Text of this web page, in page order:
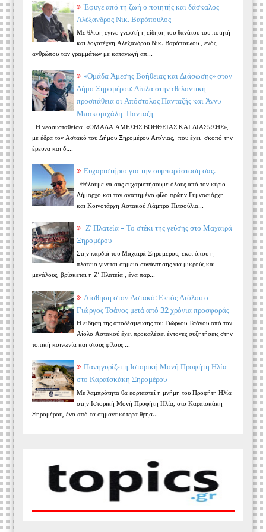
Έφυγε από τη ζωή ο ποιητής και δάσκαλος
Αλέξανδρος Νικ. Βαρόπουλος
Με θλίψη έγινε γνωστή η είδηση του θανάτου του ποιητή
και λογοτέχνη Αλέξανδρου Νικ. Βαρόπουλου , ενός
ανθρώπου των γραμμάτων με καταγωγή απ...
«Ομάδα Άμεσης Βοήθειας και Διάσωσης» στον
Δήμο Ξηρομέρου: Δίπλα στην εθελοντική
προσπάθεια οι Απόστολος Πανταζής και Άννυ
Μπακομιχάλη–Πανταζή
Η νεοσυσταθείσα «ΟΜΑΔΑ ΑΜΕΣΗΣ ΒΟΗΘΕΙΑΣ ΚΑΙ ΔΙΑΣΩΣΗΣ»,
με έδρα τον Αστακό του Δήμου Ξηρομέρου Αιτ/νιας, που έχει σκοπό την
έρευνα και δι...
Ευχαριστήριο για την συμπαράσταση σας.
Θέλουμε να σας ευχαριστήσουμε όλους από τον κύριο
Δήμαρχο και τον αγαπημένο φίλο πρώην Γυμνασιάρχη
και Κοινοτάρχη Αστακού Λάμπρο Πιτσούλια...
Ζ’ Πλατεία – Το στέκι της γεύσης στο Μαχαιρά
Ξηρομέρου
Στην καρδιά του Μαχαιρά Ξηρομέρου, εκεί όπου η
πλατεία γίνεται σημείο συνάντησης για μικρούς και
μεγάλους, βρίσκεται η Ζ’ Πλατεία , ένα παρ...
Αίσθηση στον Αστακό: Εκτός Αιόλου ο
Γιώργος Τσάνος μετά από 32 χρόνια προσφοράς
Η είδηση της αποδέσμευσης του Γιώργου Τσάνου από τον
Αίολο Αστακού έχει προκαλέσει έντονες συζητήσεις στην
τοπική κοινωνία και στους φίλους ...
Πανηγυρίζει η Ιστορική Μονή Προφήτη Ηλία
στο Καραϊσκάκη Ξηρομέρου
Με λαμπρότητα θα εορταστεί η μνήμη του Προφήτη Ηλία
στην Ιστορική Μονή Προφήτη Ηλία, στο Καραϊσκάκη
Ξηρομέρου, ένα από τα σημαντικότερα θρησ...